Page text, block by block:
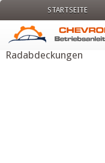
STARTSEITE
Radabdeckungen